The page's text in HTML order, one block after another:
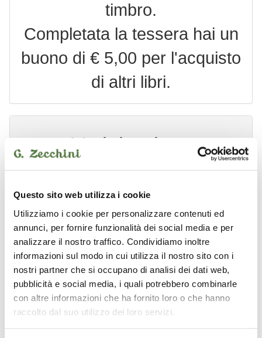
Questo sito web utilizza i cookie
Utilizziamo i cookie per personalizzare contenuti ed
annunci, per fornire funzionalità dei social media e per
analizzare il nostro traffico. Condividiamo inoltre
informazioni sul modo in cui utilizza il nostro sito con i
nostri partner che si occupano di analisi dei dati web,
pubblicità e social media, i quali potrebbero combinarle
con altre informazioni che ha fornito loro o che hanno
raccolto dal suo utilizzo dei loro servizi.
timbro.
Completata la tessera hai un
buono di € 5,00 per l'acquisto
di altri libri.
Varini-anicas
* Titolo